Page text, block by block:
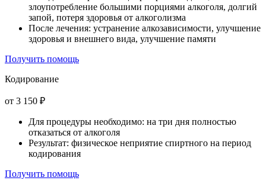
злоупотребление большими порциями алкоголя, долгий
запой, потеря здоровья от алкоголизма
После лечения: устранение алкозависимости, улучшение
здоровья и внешнего вида, улучшение памяти
Получить помощь
Кодирование
от 3 150 ₽
Для процедуры необходимо: на три дня полностью
отказаться от алкоголя
Результат: физическое неприятие спиртного на период
кодирования
Получить помощь